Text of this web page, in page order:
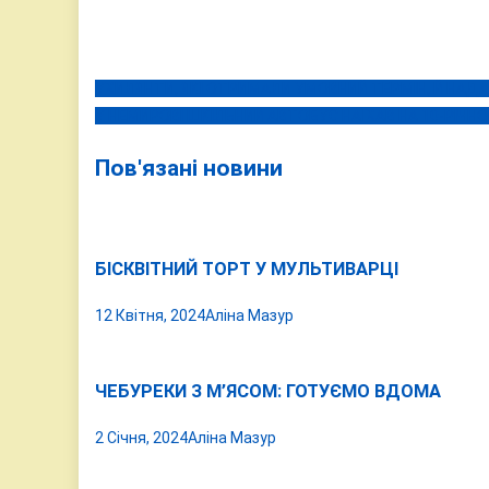
Навігація
Пов'язані новини
БІСКВІТНИЙ ТОРТ У МУЛЬТИВАРЦІ
12 Квітня, 2024Аліна Мазур
ЧЕБУРЕКИ З М’ЯСОМ: ГОТУЄМО ВДОМА
2 Січня, 2024Аліна Мазур